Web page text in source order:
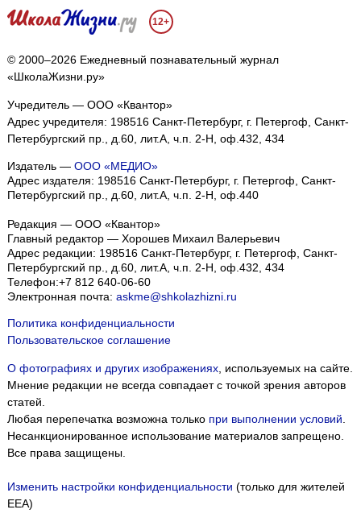
12+
© 2000–2026 Ежедневный познавательный журнал
«ШколаЖизни.ру»
Учредитель — ООО «Квантор»
Адрес учредителя: 198516 Санкт-Петербург, г. Петергоф, Санкт-
Петербургский пр., д.60, лит.А, ч.п. 2-Н, оф.432, 434
Издатель — ООО «МЕДИО»
Адрес издателя: 198516 Санкт-Петербург, г. Петергоф, Санкт-
Петербургский пр., д.60, лит.А, ч.п. 2-Н, оф.440
Редакция — ООО «Квантор»
Главный редактор — Хорошев Михаил Валерьевич
Адрес редакции: 198516 Санкт-Петербург, г. Петергоф Санкт-
Петербургский пр., д.60, лит.А, ч.п. 2-Н, оф.432, 434
Телефон:+7 812 640-06-60
Электронная почта: askme@shkolazhizni.ru
Политика конфиденциальности
Пользовательское соглашение
О фотографиях и других изображениях, используемых на сайте.
Мнение редакции не всегда совпадает с точкой зрения авторов
статей.
Любая перепечатка возможна только при выполнении условий
Несанкционированное использование материалов запрещено.
Все права защищены.
Изменить настройки конфиденциальности (только для жителей
EEA)